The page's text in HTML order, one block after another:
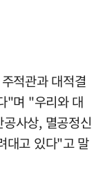
적관과 대적결
"며 "우리와 대
사상, 멸공정신
대고 있다"고 말